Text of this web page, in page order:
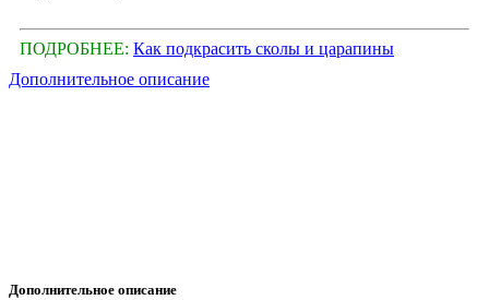
ПОДРОБНЕЕ: Как подкрасить сколы и царапины
Дополнительное описание
Дополнительное описание